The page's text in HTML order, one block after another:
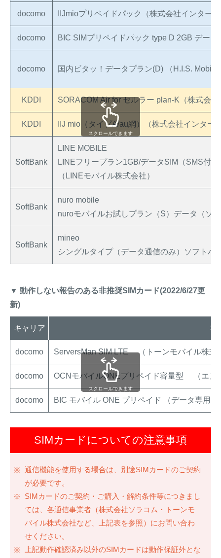
docomo IIJmioプリペイドパック（株式会社インター
docomo BIC SIMプリペイドパック type D 2GB デー
docomo 国内ビタッ！データプラン(D) （H.I.S. Mobile
KDDI SORACOM Air for セルラー plan-K（株式会
KDDI IIJ mio（タイプA/au網）（株式会社インター
SoftBank
LINE MOBILE
LINEフリープラン1GB/データSIM（SMS付き
（LINEモバイル株式会社）
SoftBank
nuro mobile
nuroモバイルお試しプラン（S）データ（ソ
SoftBank
mineo
シングルタイプ（データ通信のみ）ソフト
スクロールできます
▼ 動作しない報告のある非推奨SIMカード(2022/6/27更
新)
キャリア
docomo ServersMan SIM LTE （トーンモバイル株式
docomo OCNモバイルONEプリペイド容量型 （エヌ
docomo BIC モバイル ONE プリペイド （データ専用
スクロールできます
SIMカードについての注意事項
通信機能を使用する場合は、別途SIMカードのご契約
が必要です。
SIMカードのご契約・ご購入・解約条件等につきまし
ては、各通信事業者（株式会社ソラコム・トーンモ
バイル株式会社など、上記表を参照）にお問い合わ
せください。
上記動作確認済み以外のSIMカードは動作保証外とな